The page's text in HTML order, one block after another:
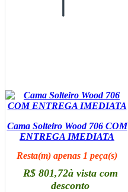
Cama Solteiro Wood 706 COM
ENTREGA IMEDIATA
Resta(m) apenas 1 peça(s)
R$ 801,72à vista com
desconto